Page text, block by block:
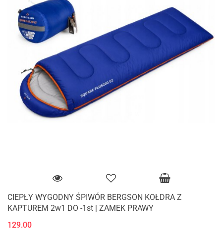
CIEPŁY WYGODNY ŚPIWÓR BERGSON KOŁDRA Z
KAPTUREM 2w1 DO -1st | ZAMEK PRAWY
129.00